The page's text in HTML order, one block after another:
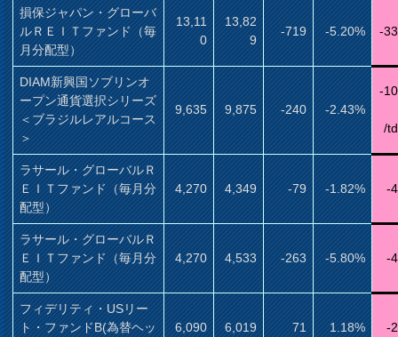
損保ジャパン・グローバ
ルＲＥＩＴファンド（毎
月分配型）
13,11
0
13,82
9
-719 -5.20% -
DIAM新興国ソブリンオ
ープン通貨選択シリーズ
＜ブラジルレアルコース
＞
9,635 9,875 -240 -2.43%
-
/
ラサール・グローバルＲ
ＥＩＴファンド（毎月分
配型）
4,270 4,349 -79 -1.82% -
ラサール・グローバルＲ
ＥＩＴファンド（毎月分
配型）
4,270 4,533 -263 -5.80% -
フィデリティ・USリー
ト・ファンドB(為替ヘッ
6,090 6,019 71 1.18% -